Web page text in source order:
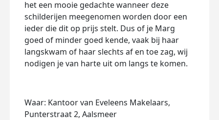
het een mooie gedachte wanneer deze
schilderijen meegenomen worden door een
ieder die dit op prijs stelt. Dus of je Marg
goed of minder goed kende, vaak bij haar
langskwam of haar slechts af en toe zag, wij
nodigen je van harte uit om langs te komen.
Waar: Kantoor van Eveleens Makelaars,
Punterstraat 2, Aalsmeer